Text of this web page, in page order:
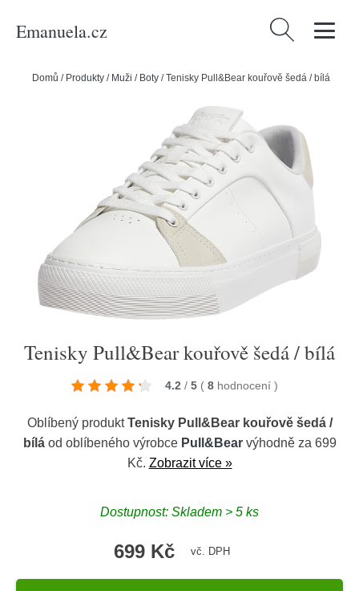
Emanuela.cz Vyhledávání
Domů / Produkty / Muži / Boty /Tenisky Pull&Bear kouřově šedá / bílá
Tenisky Pull&Bear kouřově šedá / bílá
4.2 / 5 ( 8 hodnocení )
Oblíbený produktTenisky Pull&Bear kouřově šedá /
bíláod oblíbeného výrobce Pull&Bearvýhodně za 699
Kč. Zobrazit více »
Dostupnost: Skladem > 5 ks
699 Kč vč. DPH